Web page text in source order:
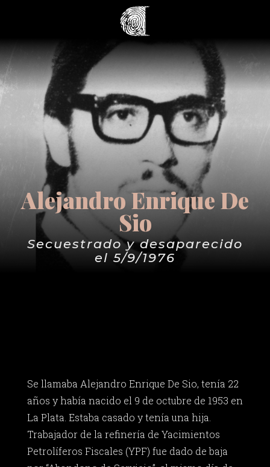
Alejandro Enrique De
Sio
Secuestrado y desaparecido
el 5/9/1976
Se llamaba Alejandro Enrique De Sio, tenía 22
años y había nacido el 9 de octubre de 1953 en
La Plata. Estaba casado y tenía una hija.
Trabajador de la refinería de Yacimientos
Petrolíferos Fiscales (YPF) fue dado de baja